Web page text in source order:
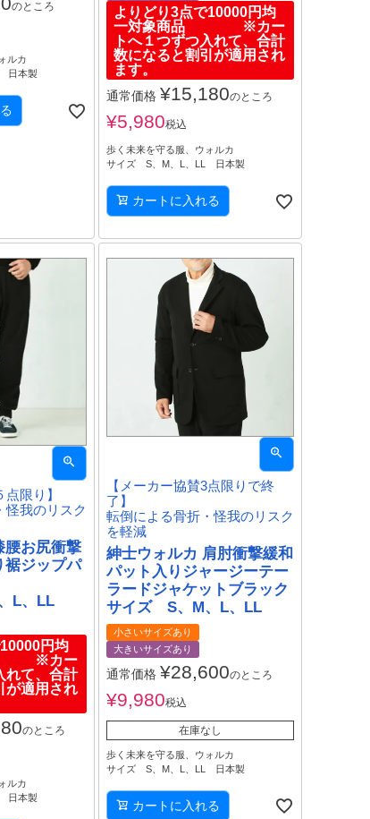
のところ
ルカ
日本製
よりどり3点で10000円均
一対象商品 ※カー
トへ１つずつ入れて、合計
数になると割引が適用され
ます。
通常価格 ¥15,180のところ
¥5,980税込
歩く未来を守る服、ウォルカ
サイズ S、M、L、LL 日本製
カートに入れる
点限り】
怪我のリスク
腰お尻衝撃
裾ジップパ
L、LL
円均
※カー
れて、合計
が適用され
のところ
ルカ
日本製
【メーカー協賛3点限りで終
了】
転倒による骨折・怪我のリスク
を軽減
紳士ウォルカ 肩肘衝撃緩和
パット入りジャージーテー
ラードジャケットブラック
サイズ S、M、L、LL
小さいサイズあり
大きいサイズあり
通常価格 ¥28,600のところ
¥9,980税込
在庫なし
歩く未来を守る服、ウォルカ
サイズ S、M、L、LL 日本製
カートに入れる